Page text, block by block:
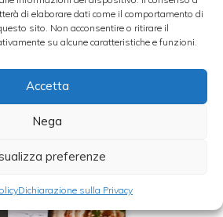
di elaborare dati come il comportamento di
sito. Non acconsentire o ritirare il
su alcune caratteristiche e funzioni.
Accetta
Nega
preferenze
Dichiarazione sulla Privacy
degli ingredienti alla
decorando con rosmarino,
carciofo al rosmarino cotti